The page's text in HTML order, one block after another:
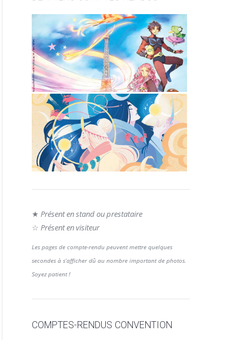
Japan Expo 2022
14 juillet 2022
JapaNantes 10
4 septembre 2021
★ Présent en stand ou prestataire
☆ Présent en visiteur
Les pages de compte-rendu peuvent mettre quelques
secondes à s’afficher dû au nombre important de photos.
Soyez patient !
COMPTES-RENDUS CONVENTION